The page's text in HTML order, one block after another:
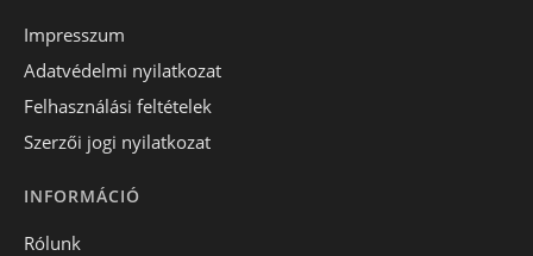
Impresszum
Adatvédelmi nyilatkozat
Felhasználási feltételek
Szerzői jogi nyilatkozat
INFORMÁCIÓ
Rólunk